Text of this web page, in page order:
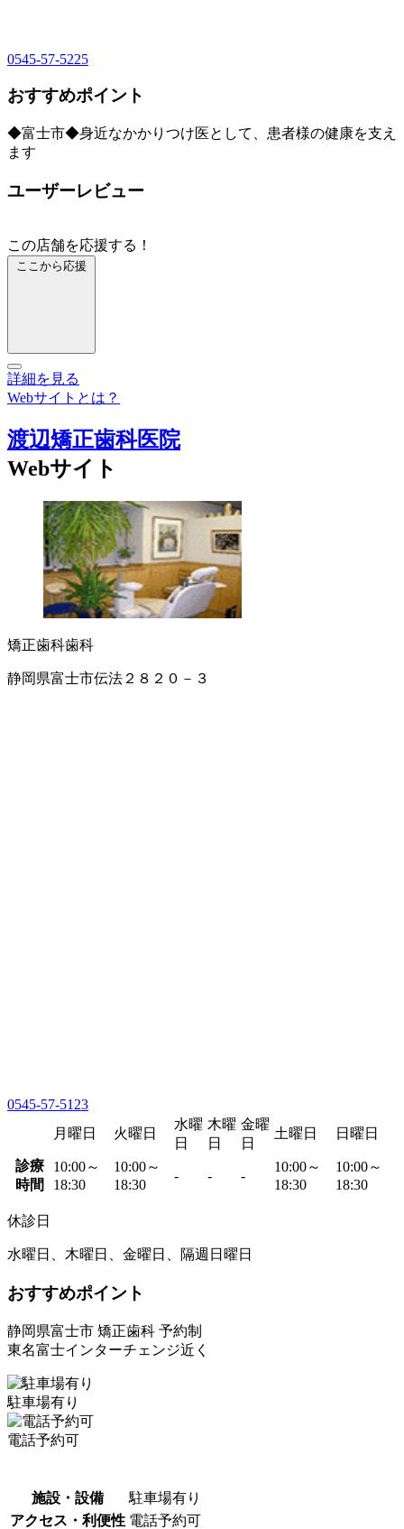
0545-57-5225
おすすめポイント
◆富士市◆身近なかかりつけ医として、患者様の健康を支え
ます
ユーザーレビュー
この店舗を応援する！
ここから応援
詳細を見る
Webサイトとは？
渡辺矯正歯科医院
Webサイト
矯正歯科歯科
静岡県富士市伝法２８２０－３
0545-57-5123
月曜日
火曜日
水曜
日
木曜
日
金曜
日
土曜日 日曜日
診療
時間
10:00～
18:30
10:00～
18:30
- - -
10:00～
18:30
10:00～
18:30
休診日
水曜日、木曜日、金曜日、隔週日曜日
おすすめポイント
静岡県富士市 矯正歯科 予約制
東名富士インターチェンジ近く
駐車場有り
電話予約可
施設・設備
駐車場有り
アクセス・利便性 電話予約可